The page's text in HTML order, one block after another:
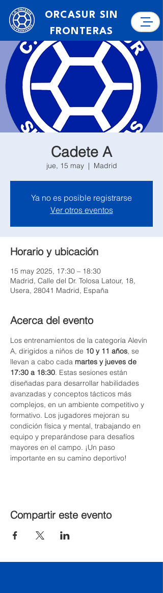
ORCASUR SIN
FRONTERAS
Cadete A
jue, 15 may
  |
Madrid
Ya no es posible registrarse
Ver otros eventos
Horario y ubicación
15 may 2025, 17:30 – 18:30
Madrid, Calle del Dr. Tolosa Latour, 18,
Usera, 28041 Madrid, España
Acerca del evento
Los entrenamientos de la categoría Alevín
A, dirigidos a niños de 10 y 11 años, se
llevan a cabo cada martes y jueves de
17:30 a 18:30. Estas sesiones están
diseñadas para desarrollar habilidades
avanzadas y conceptos tácticos más
complejos, en un ambiente competitivo y
formativo. Los jugadores mejoran su
condición física y mental, trabajando en
equipo y preparándose para desafíos
mayores en el campo. ¡Un paso
importante en su camino deportivo!
Compartir este evento